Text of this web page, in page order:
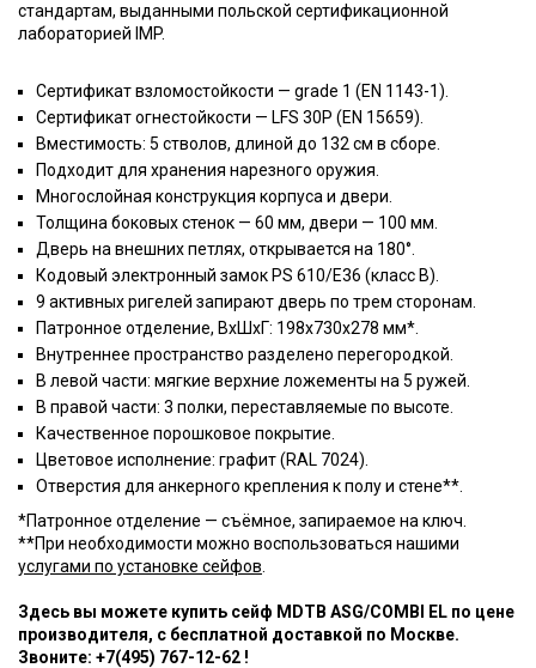
стандартам, выданными польской сертификационной
лабораторией IMP.
Сертификат взломостойкости — grade 1 (EN 1143-1).
Сертификат огнестойкости — LFS 30P (EN 15659).
Вместимость: 5 стволов, длиной до 132 см в сборе.
Подходит для хранения нарезного оружия.
Многослойная конструкция корпуса и двери.
Толщина боковых стенок — 60 мм, двери — 100 мм.
Дверь на внешних петлях, открывается на 180°.
Кодовый электронный замок PS 610/E36 (класс В).
9 активных ригелей запирают дверь по трем сторонам.
Патронное отделение, ВхШхГ: 198х730х278 мм*.
Внутреннее пространство разделено перегородкой.
В левой части: мягкие верхние ложементы на 5 ружей.
В правой части: 3 полки, переставляемые по высоте.
Качественное порошковое покрытие.
Цветовое исполнение: графит (RAL 7024).
Отверстия для анкерного крепления к полу и стене**.
*Патронное отделение — съёмное, запираемое на ключ.
**При необходимости можно воспользоваться нашими
услугами по установке сейфов
Здесь вы можете купить сейф MDTB ASG/COMBI EL по цене
производителя, с бесплатной доставкой по Москве.
Звоните: +7(495) 767-12-62 !